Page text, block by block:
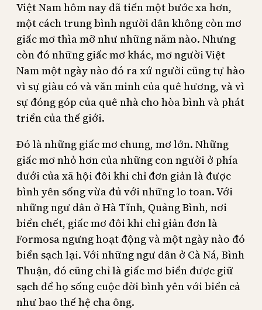
Việt Nam hôm nay đã tiến một bước xa hơn,
một cách trung bình người dân không còn mơ
giấc mơ thìa mỡ như những năm nào. Nhưng
còn đó những giấc mơ khác, mơ người Việt
Nam một ngày nào đó ra xứ người cũng tự hào
vì sự giàu có và văn minh của quê hương, và vì
sự đóng góp của quê nhà cho hòa bình và phát
triển của thế giới.
Đó là những giấc mơ chung, mơ lớn. Những
giấc mơ nhỏ hơn của những con người ở phía
dưới của xã hội đôi khi chỉ đơn giản là được
bình yên sống vừa đủ với những lo toan. Với
những ngư dân ở Hà Tĩnh, Quảng Bình, nơi
biển chết, giấc mơ đôi khi chỉ giản đơn là
Formosa ngưng hoạt động và một ngày nào đó
biển sạch lại. Với những ngư dân ở Cà Ná, Bình
Thuận, đó cũng chỉ là giấc mơ biển được giữ
sạch để họ sống cuộc đời bình yên với biển cả
như bao thế hệ cha ông.